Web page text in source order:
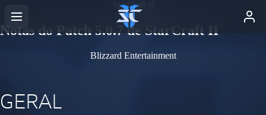
StarCraft II
Notas do Patch 5.0.7 de StarCraft II
Blizzard Entertainment
GERAL